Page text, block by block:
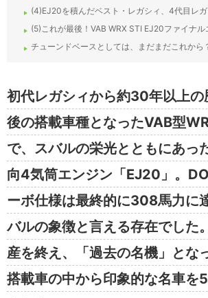
(4)EJ20を積んだベスト・レガシィ、4代目レ
(5)これが最後！VAB WRX STI EJ20ファイナル
チューンドベースとしては、まだまだこれから
初代レガシィから約30年以上の
後の搭載車種となったVAB型
で、スバルの栄光とともにあっ
向4気筒エンジン「EJ20」。
ーボ仕様は最終的に308馬力に
バルの象徴と言える存在でした
産を終え、「過去の名機」とな
搭載車の中から印象的な名車を